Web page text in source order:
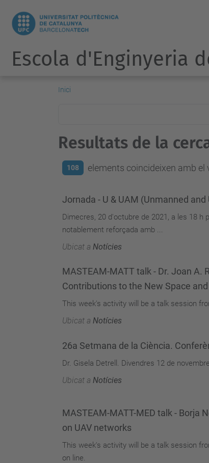
Escola d'Enginyeria
Inici
Resultats de la
108 elements coincideixen amb el
Jornada - U & UAM (Unmanned
Dimecres, 20 d'octubre de 2021, a les 18
notablement reforçada amb ...
Ubicat a Notícies
MASTEAM-MATT talk - Dr. Joan A.
Contributions to the New Space
This week's activity will be a talk session
Ubicat a Notícies
26a Setmana de la Ciència.
Dr. Gisela Detrell. Divendres 12 de
Ubicat a Notícies
MASTEAM-MATT-MED talk - Borja
on UAV networks
This week's activity will be a talk session
on line.